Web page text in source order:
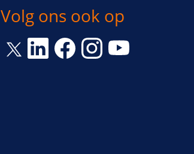
Volg ons ook op
Link opent een nieuw venster
Link opent een nieuw venster
Link opent een nieuw
Link opent een
Link opent